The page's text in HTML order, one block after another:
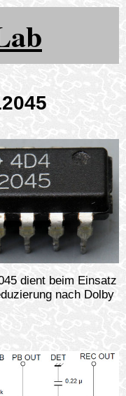
dient beim Einsatz
nach Dolby